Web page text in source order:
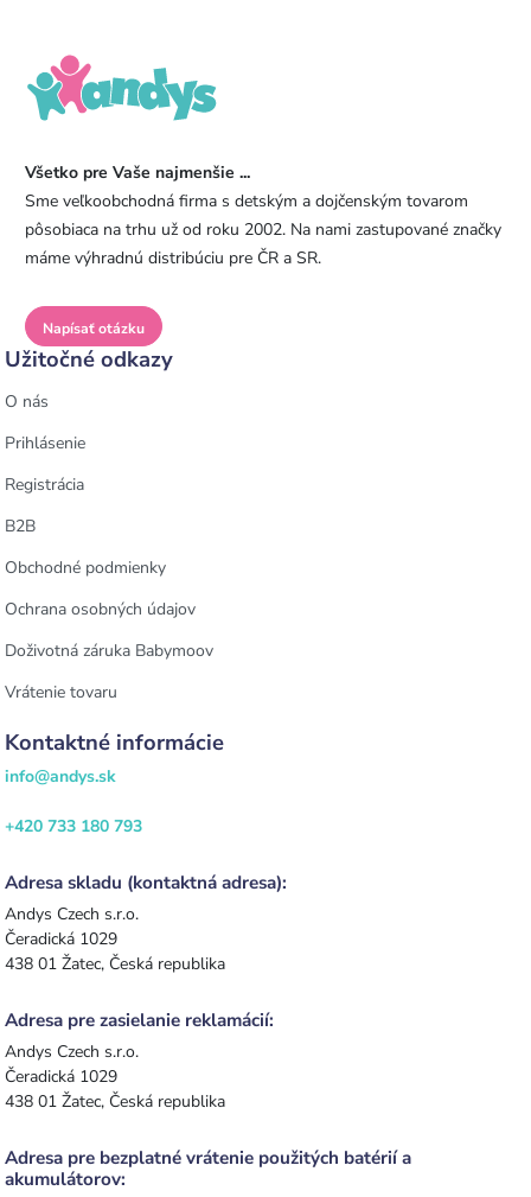
Všetko pre Vaše najmenšie ...
Sme veľkoobchodná firma s detským a dojčenským tovarom
pôsobiaca na trhu už od roku 2002. Na nami zastupované značky
máme výhradnú distribúciu pre ČR a SR.
Napísať otázku
Užitočné odkazy
O nás
Prihlásenie
Registrácia
B2B
Obchodné podmienky
Ochrana osobných údajov
Doživotná záruka Babymoov
Vrátenie tovaru
Kontaktné informácie
info@andys.sk
+420 733 180 793
Adresa skladu (kontaktná adresa):
Andys Czech s.r.o.
Čeradická 1029
438 01 Žatec, Česká republika
Adresa pre zasielanie reklamácií:
Andys Czech s.r.o.
Čeradická 1029
438 01 Žatec, Česká republika
Adresa pre bezplatné vrátenie použitých batérií a
akumulátorov: